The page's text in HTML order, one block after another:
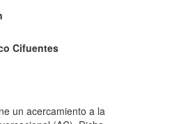
Cifuentes
un acercamiento a la